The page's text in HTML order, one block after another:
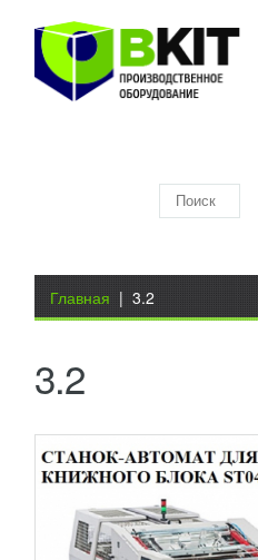
Вы здесь
Главная | 3.2
3.2
АВТОМАТИЧЕСКИЙ
УЗНАТЬ ЦЕНУ
Станок для оклейки
пользуется большим
производствах средних
ПОДРОБНЕЕ
АВТОМАТ